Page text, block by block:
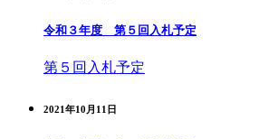
令和３年度 第５回入札予定
第５回入札予定
2021年10月11日